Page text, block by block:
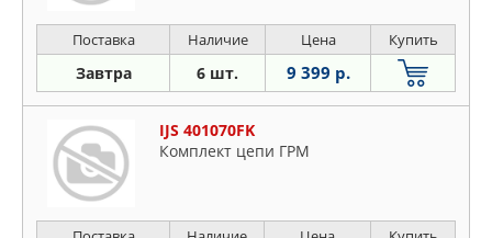
Поставка Наличие Цена Купить
Завтра 6 шт. 9 399 р.
IJS 401070FK
Комплект цепи ГРМ